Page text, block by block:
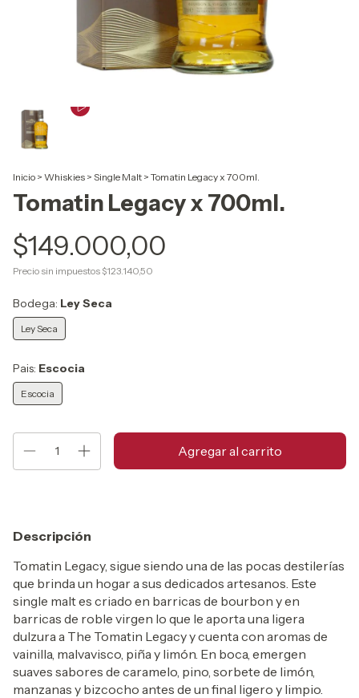
Inicio > Whiskies > Single Malt > Tomatin Legacy x 700ml.
Tomatin Legacy x 700ml.
$149.000,00
Precio sin impuestos $123.140,50
Bodega: Ley Seca
Ley Seca
Pais: Escocia
Escocia
Descripción
Tomatin Legacy, sigue siendo una de las pocas destilerías
que brinda un hogar a sus dedicados artesanos. Este
single malt es criado en barricas de bourbon y en
barricas de roble virgen lo que le aporta una ligera
dulzura a The Tomatin Legacy y cuenta con aromas de
vainilla, malvavisco, piña y limón. En boca, emergen
suaves sabores de caramelo, pino, sorbete de limón,
manzanas y bizcocho antes de un final ligero y limpio.